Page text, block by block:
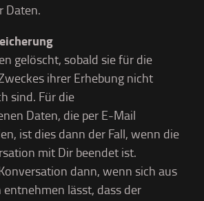
Daten.
gelöscht, sobald sie für die
ihrer Erhebung nicht
sind. Für die
Daten, die per E-Mail
ist dies dann der Fall, wenn die
mit Dir beendet ist.
dann, wenn sich aus
lässt, dass der